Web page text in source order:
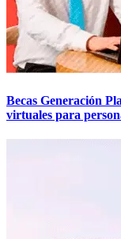
Becas Generación
virtuales para